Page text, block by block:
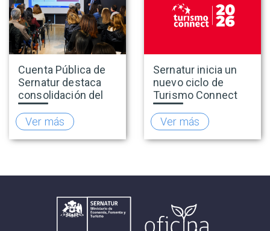
Cuenta Pública de
Sernatur destaca
consolidación del
turismo en 2025 y
presenta hoja de
ruta para fortalecer
la competitividad
Ver más
Sernatur inicia un
nuevo ciclo de
Turismo Connect
para fortalecer la
inteligencia de
mercado de la
industria turística
Ver más